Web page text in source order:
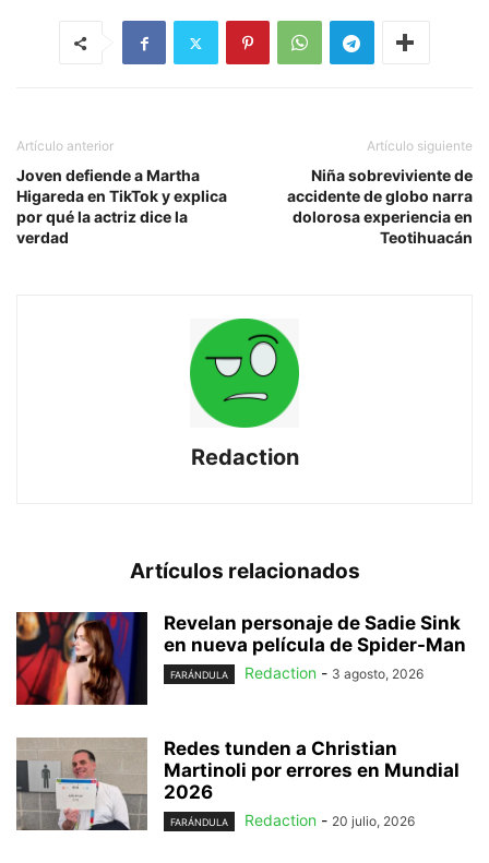
Artículo anterior
Joven defiende a Martha
Higareda en TikTok y explica
por qué la actriz dice la
verdad
Artículo siguiente
Niña sobreviviente de
accidente de globo narra
dolorosa experiencia en
Teotihuacán
Redaction
Artículos relacionados
Revelan personaje de Sadie Sink
en nueva película de Spider-Man
FARÁNDULA Redaction - 3 agosto, 2026
Redes tunden a Christian
Martinoli por errores en Mundial
2026
FARÁNDULA Redaction - 20 julio, 2026